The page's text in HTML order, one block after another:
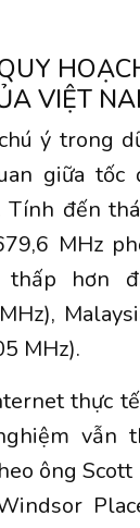
VIỆT
ý trong
giữa tốc
Tính đến
MHz
thấp hơn
MHz).
thực
vẫn
ông Scott